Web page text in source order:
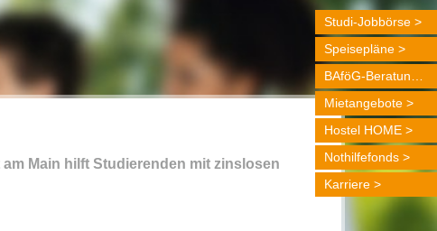
Studi-Jobbörse
Speisepläne
Mietangebote
Hostel HOME
Nothilfefonds
Karriere
Main hilft Studierenden mit zinslosen